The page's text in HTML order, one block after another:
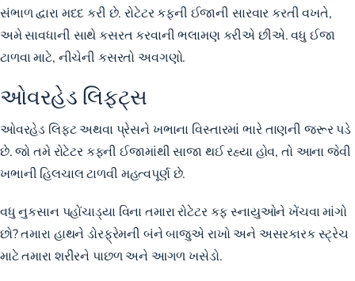
સંભાળ દ્વારા મદદ કરી છે. રોટેટર કફની ઈજાની સારવાર કરતી વખતે,
અમે સાવધાની સાથે કસરત કરવાની ભલામણ કરીએ છીએ. વધુ ઈજા
ટાળવા માટે, નીચેની કસરતો અવગણો.
ઓવરહેડ લિફ્ટ્સ
ઓવરહેડ લિફ્ટ અથવા પ્રેસને ખભાના વિસ્તારમાં ભારે તાણની જરૂર પડે
છે. જો તમે રોટેટર કફની ઈજામાંથી સાજા થઈ રહ્યા હોવ, તો આના જેવી
ખભાની હિલચાલ ટાળવી મહત્વપૂર્ણ છે.
વધુ નુકસાન પહોંચાડ્યા વિના તમારા રોટેટર કફ સ્નાયુઓને ખેંચવા માંગો
છો? તમારા હાથને ડોરફ્રેમની બંને બાજુએ રાખો અને અસરકારક સ્ટ્રેચ
માટે તમારા શરીરને પાછળ અને આગળ ખસેડો.